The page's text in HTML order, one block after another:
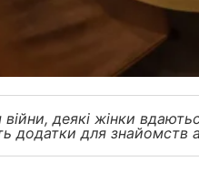
деякі жінки
додатки для